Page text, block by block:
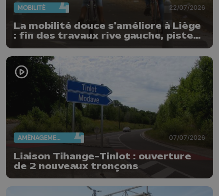
MOBILITÉ 22/07/2026
La mobilité douce s'améliore à Liège
: fin des travaux rive gauche, pistes
Guillemins...
AMÉNAGEMENT DU TERRITOIRE 07/07/2026
Liaison Tihange-Tinlot : ouverture
de 2 nouveaux tronçons